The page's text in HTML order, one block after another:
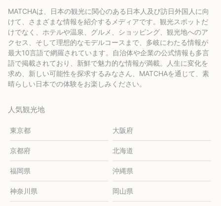
MATCHAは、日本の観光に関心のある日本人及び訪日外国人に向
けて、さまざまな情報を紹介するメディアです。観光スポットだ
けでなく、ホテルや温泉、グルメ、ショッピング、観光地へのア
クセス、そして理想的なモデルコースまで、多岐にわたる情報が
最大10言語で網羅されています。自治体や企業の公式情報も多言
語で掲載されており、新鮮で魅力的な情報が満載。人生に変化を
求め、新しい可能性を探求するみなさん、MATCHAを通じて、素
晴らしい日本での体験をお楽しみください。
人気観光地
東京都 大阪府
京都府 北海道
福岡県 沖縄県
神奈川県 岡山県